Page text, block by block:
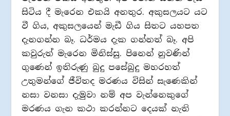
සිටිය දී මැරෙන එකයි අනතුර. අකුසලයට යට
වී ගිය, අකුසලයෙන් මැඩී ගිය සිතට යහපත
දැනගන්න බෑ. ධර්මය දැක ගන්නත් බෑ. අපි
කවුරුත් මැරෙන මිනිස්සු. පිනෙන් නුවණින්
ගුණෙන් ඉතිරුණු බුදු පසේබුදු මහරහත්
උතුමන්ගේ ජීවිතද මරණය විසින් සැණෙකින්
නසා වනසා දැමුවා නම් අප වැන්නෙකුගේ
මරණය ගැන කථා කරන්නට දෙයක් නැති